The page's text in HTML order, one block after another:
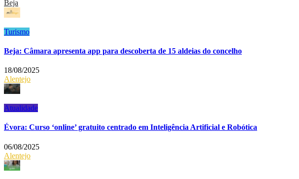
Beja
Turismo
Beja: Câmara apresenta app para descoberta de 15 aldeias do concelho
18/08/2025
Alentejo
Atualidade
Évora: Curso ‘online’ gratuito centrado em Inteligência Artificial e Robótica
06/08/2025
Alentejo